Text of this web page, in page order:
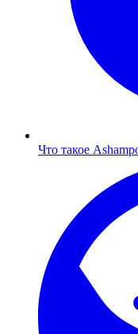
Что такое